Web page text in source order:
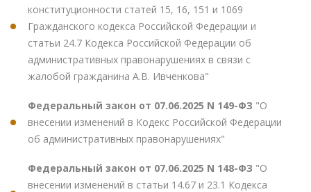
конституционности статей 15, 16, 151 и 1069
Гражданского кодекса Российской Федерации и
статьи 24.7 Кодекса Российской Федерации об
административных правонарушениях в связи с
жалобой гражданина А.В. Ивченкова"
Федеральный закон от 07.06.2025 N 149-ФЗ "О
внесении изменений в Кодекс Российской Федерации
об административных правонарушениях"
Федеральный закон от 07.06.2025 N 148-ФЗ "О
внесении изменений в статьи 14.67 и 23.1 Кодекса